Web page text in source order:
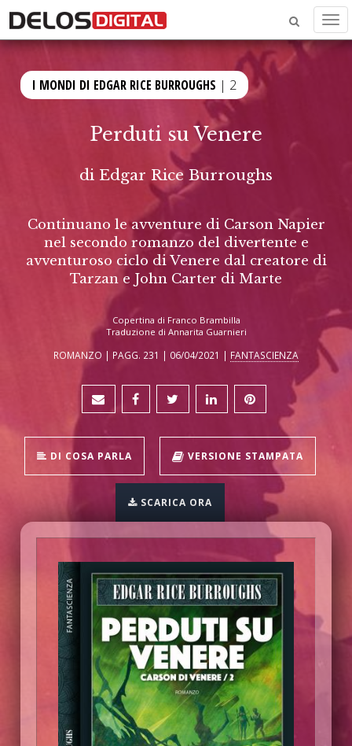
I MONDI DI EDGAR RICE BURROUGHS | 2
Perduti su Venere
di Edgar Rice Burroughs
Continuano le avventure di Carson Napier
nel secondo romanzo del divertente e
avventuroso ciclo di Venere dal creatore di
Tarzan e John Carter di Marte
Copertina di Franco Brambilla
Traduzione di Annarita Guarnieri
ROMANZO | PAGG. 231 | 06/04/2021 | FANTASCIENZA
DI COSA PARLA VERSIONE STAMPATA
SCARICA ORA